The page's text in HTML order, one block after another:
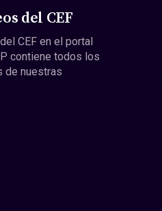
del CEF
CEF en el portal
contiene todos los
de nuestras